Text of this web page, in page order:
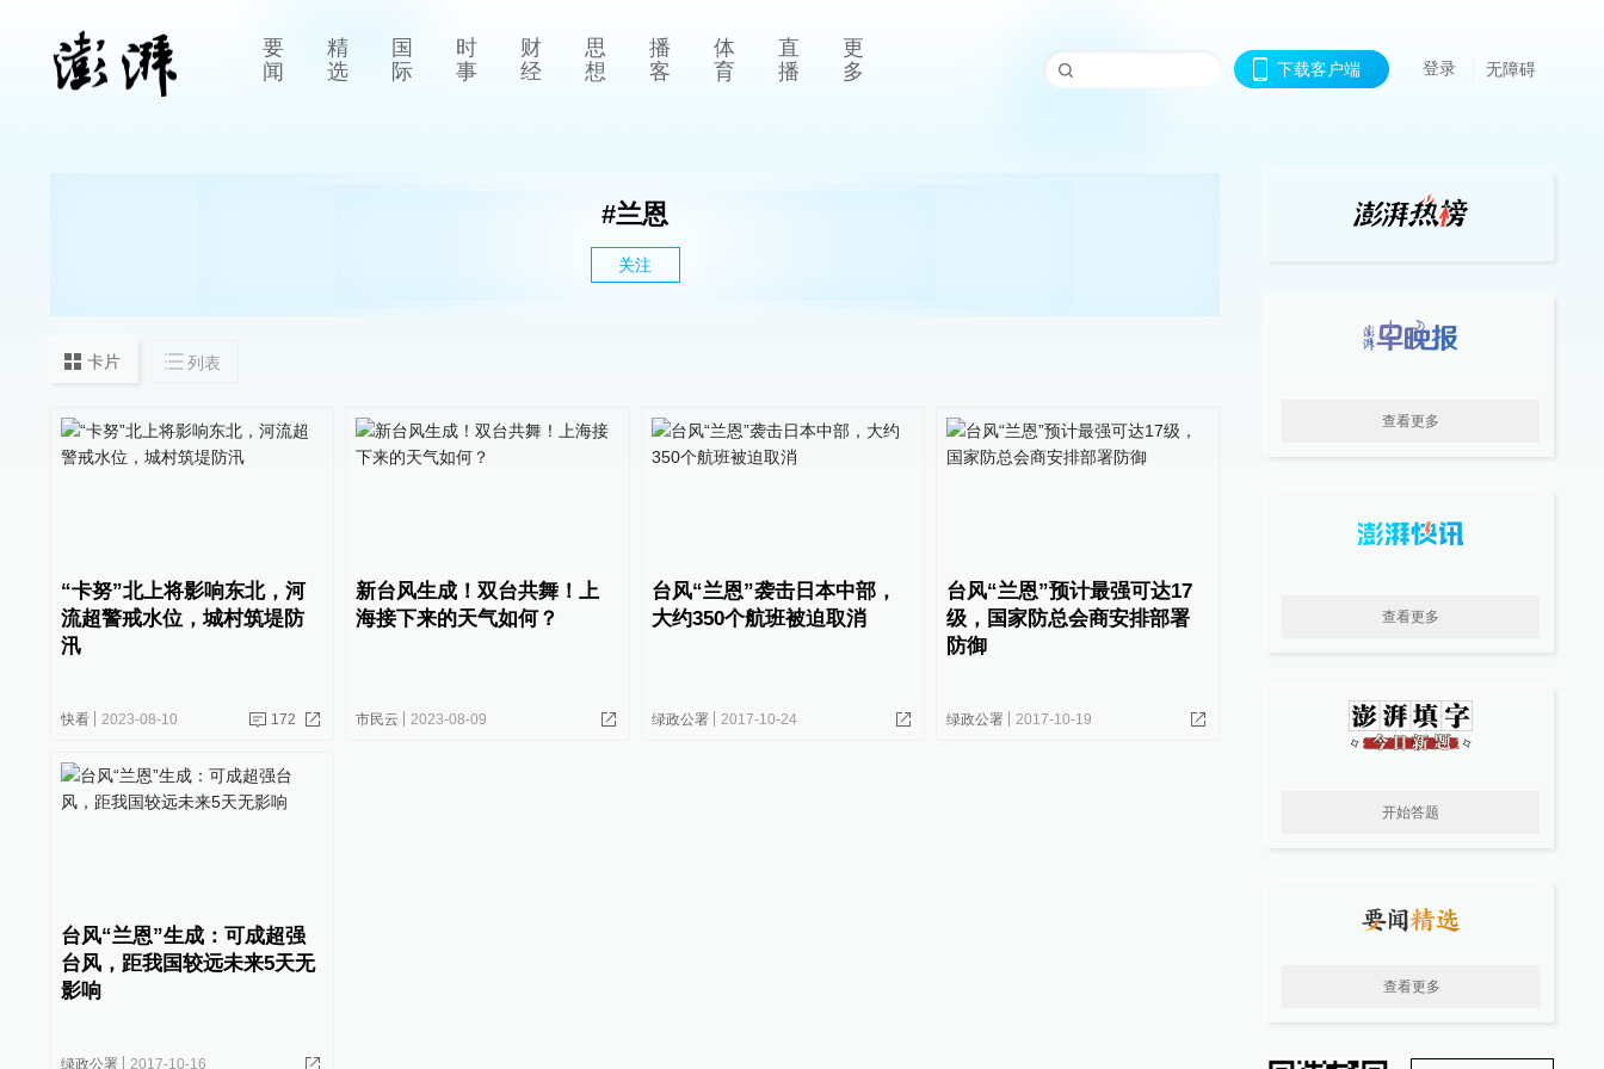
要
闻
精
选
国
际
时
事
财
经
思
想
播
客
体
育
直
播
更
多
下载客户端 登录 无障碍
#兰恩
关注
卡片 列表
“卡努”北上将影响东北，河
流超警戒水位，城村筑堤防
汛
快看 2023-08-10 172
新台风生成！双台共舞！上
海接下来的天气如何？
市民云 2023-08-09
台风“兰恩”袭击日本中部，
大约350个航班被迫取消
绿政公署 2017-10-24
台风“兰恩”预计最强可达17
级，国家防总会商安排部署
防御
绿政公署 2017-10-19
台风“兰恩”生成：可成超强
台风，距我国较远未来5天无
影响
绿政公署 2017-10-16
查看更多
查看更多
开始答题
查看更多